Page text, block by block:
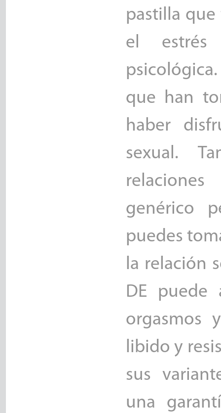
pastilla
el estrés
que han
haber
sexual.
genérico
puedes
la relación
DE puede
orgasmos
libido y
sus
una